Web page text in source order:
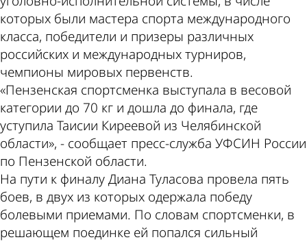
которых были мастера спорта международного
класса, победители и призеры различных
российских и международных турниров,
чемпионы мировых первенств.
«Пензенская спортсменка выступала в весовой
категории до 70 кг и дошла до финала, где
уступила Таисии Киреевой из Челябинской
области», - сообщает пресс-служба УФСИН России
по Пензенской области.
На пути к финалу Диана Туласова провела пять
боев, в двух из которых одержала победу
болевыми приемами. По словам спортсменки, в
решающем поединке ей попался сильный